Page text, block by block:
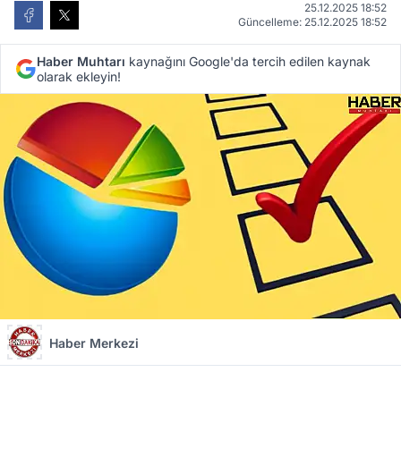
25.12.2025 18:52
Güncelleme: 25.12.2025 18:52
Haber Muhtarı kaynağını Google'da tercih edilen kaynak
olarak ekleyin!
Haber Merkezi